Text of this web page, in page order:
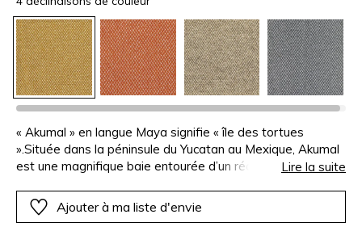
« Akumal » en langue Maya signifie « île des tortues
».Située dans la péninsule du Yucatan au Mexique, Akumal
est une magnifique baie entourée d’un récif de
tissé d’un fil de chaîne blanc et d’un fil de trame fantaisie
de polypropylène, qui lui confère un beau relief.
Lire la suite
Ajouter à ma liste d'envie